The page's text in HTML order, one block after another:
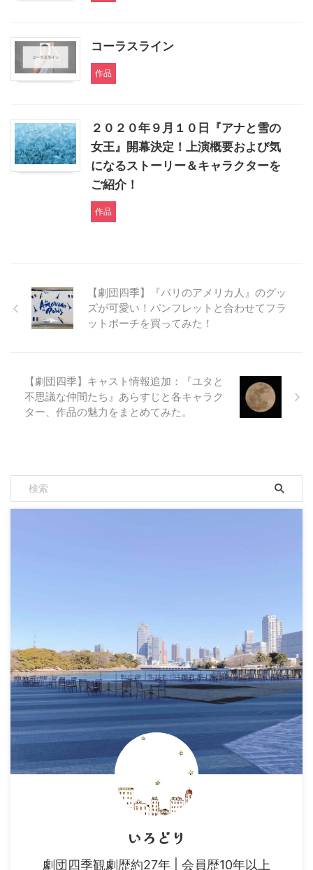
コーラスライン
作品
２０２０年９月１０日『アナと雪の
女王』開幕決定！上演概要および気
になるストーリー＆キャラクターを
ご紹介！
作品
【劇団四季】『パリのアメリカ人』のグッ
ズが可愛い！パンフレットと合わせてフラ
ットポーチを買ってみた！
【劇団四季】キャスト情報追加：『ユタと
不思議な仲間たち』あらすじと各キャラク
ター、作品の魅力をまとめてみた。
いろどり
劇団四季観劇歴約27年 | 会員歴10年以上